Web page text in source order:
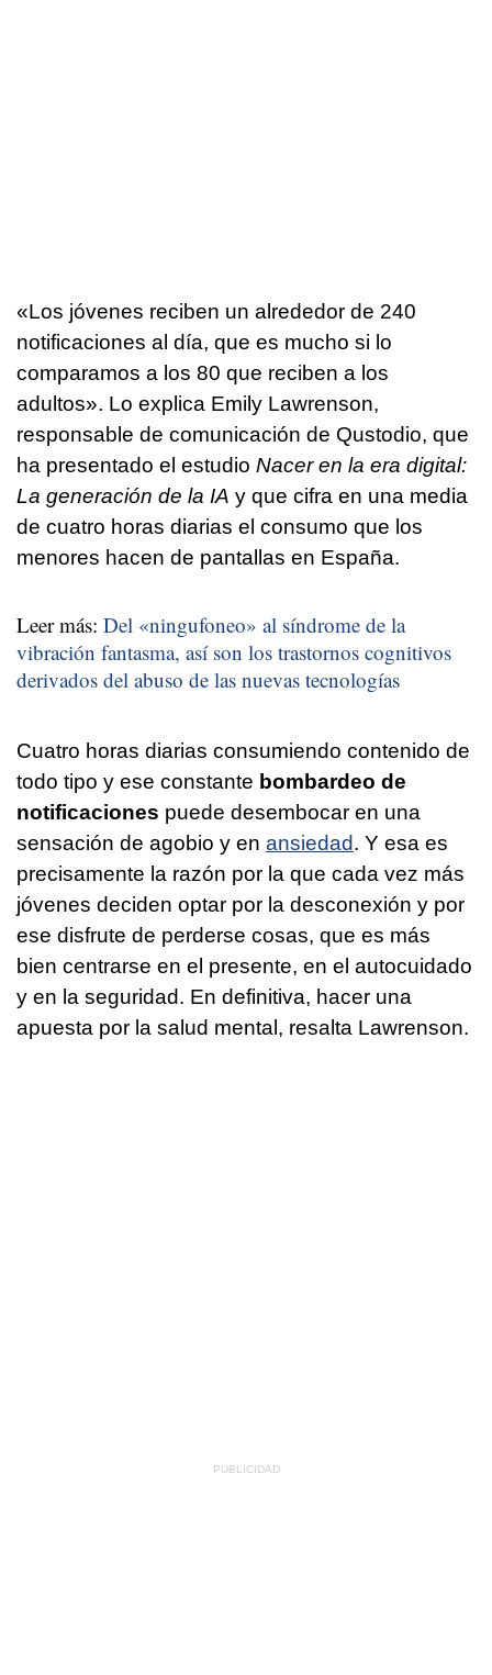
«Los jóvenes reciben un alrededor de 240
notificaciones al día, que es mucho si lo
comparamos a los 80 que reciben a los
adultos». Lo explica Emily Lawrenson,
responsable de comunicación de Qustodio, que
ha presentado el estudio Nacer en la era digital:
La generación de la IA y que cifra en una media
de cuatro horas diarias el consumo que los
menores hacen de pantallas en España.
Leer más: Del «ningufoneo» al síndrome de la
vibración fantasma, así son los trastornos cognitivos
derivados del abuso de las nuevas tecnologías
Cuatro horas diarias consumiendo contenido de
todo tipo y ese constante bombardeo de
notificaciones puede desembocar en una
sensación de agobio y en ansiedad. Y esa es
precisamente la razón por la que cada vez más
jóvenes deciden optar por la desconexión y por
ese disfrute de perderse cosas, que es más
bien centrarse en el presente, en el autocuidado
y en la seguridad. En definitiva, hacer una
apuesta por la salud mental, resalta Lawrenson.